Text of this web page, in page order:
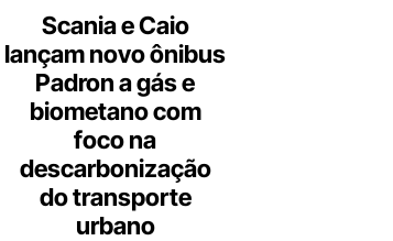
Scania e Caio
lançam novo ônibus
Padron a gás e
biometano com
foco na
descarbonização
do transporte
urbano